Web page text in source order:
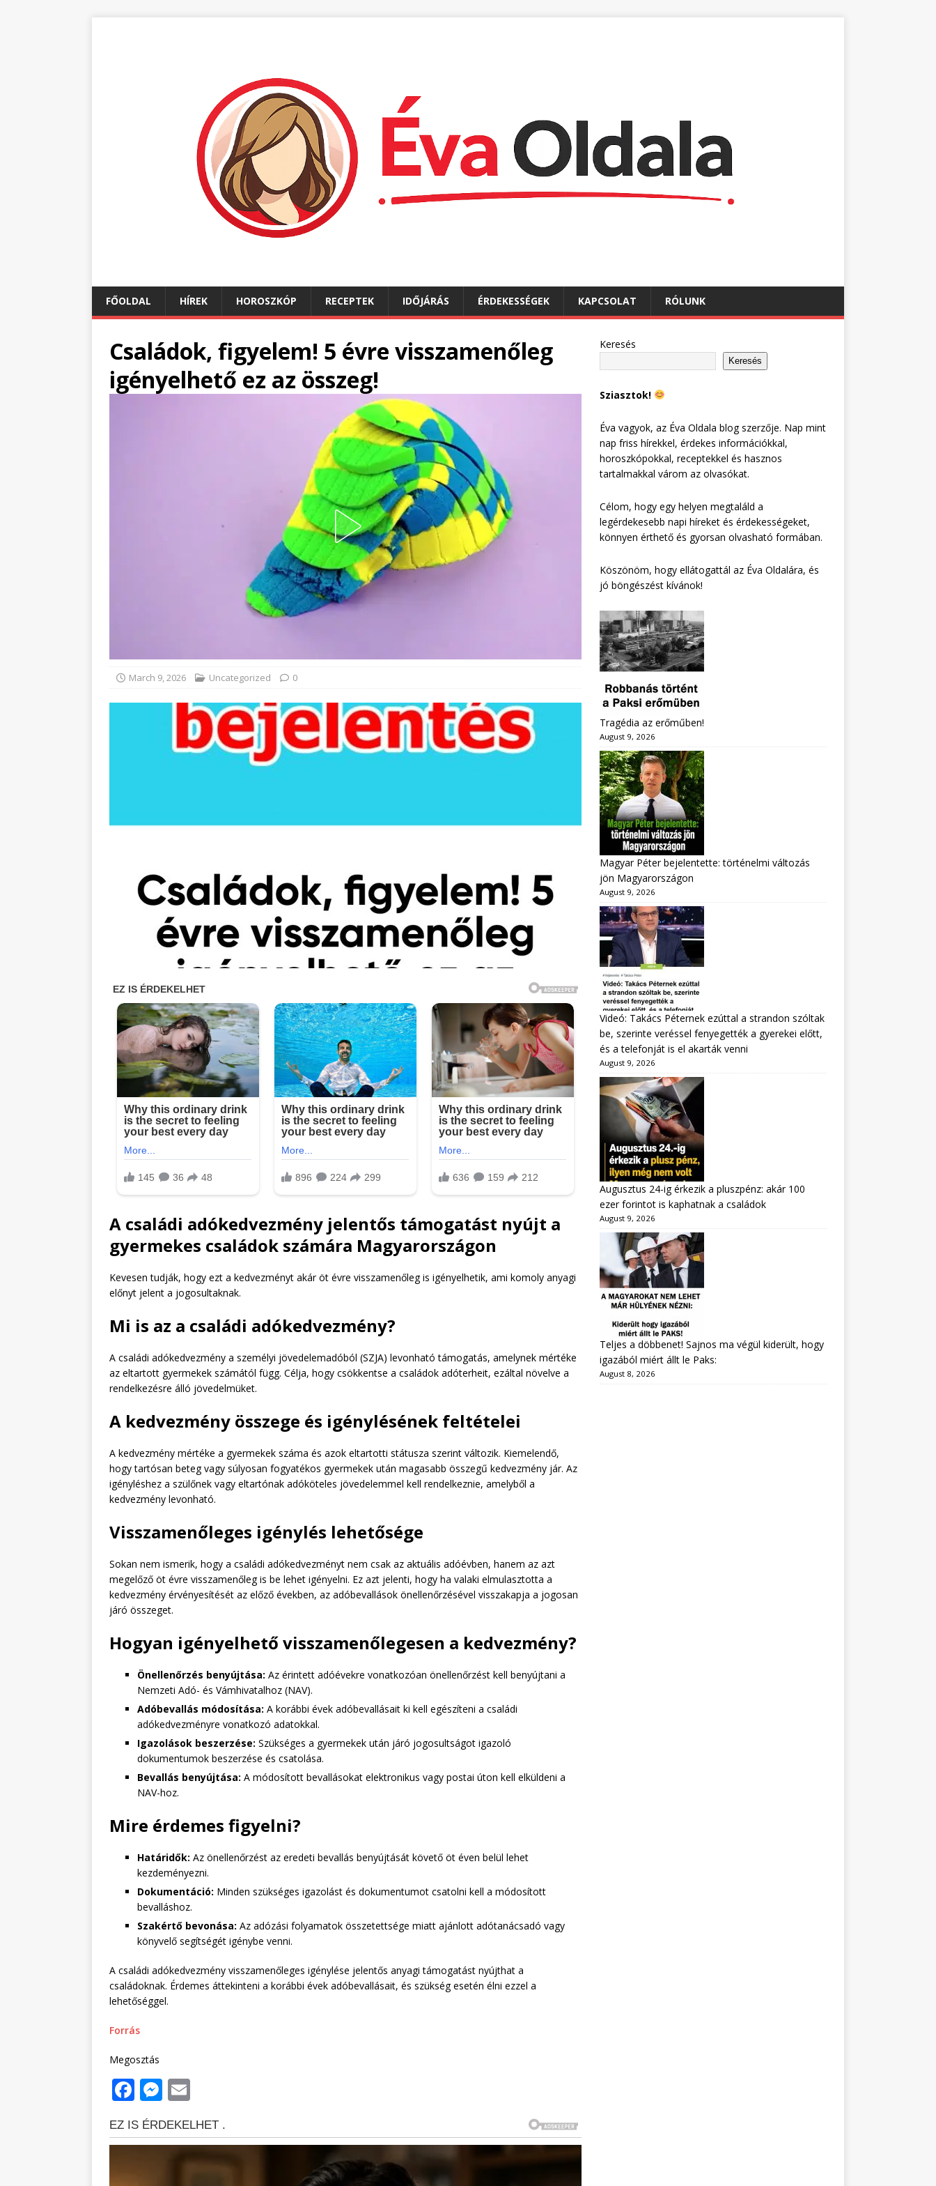
FŐOLDAL HÍREK HOROSZKÓP RECEPTEK IDŐJÁRÁS ÉRDEKESSÉGEK KAPCSOLAT RÓLUNK
Családok, figyelem! 5 évre visszamenőleg
igényelhető ez az összeg!
March 9, 2026 Uncategorized 0
A családi adókedvezmény jelentős támogatást nyújt a
gyermekes családok számára Magyarországon
Kevesen tudják, hogy ezt a kedvezményt akár öt évre visszamenőleg is igényelhetik, ami komoly anyagi
előnyt jelent a jogosultaknak.
Mi is az a családi adókedvezmény?
A családi adókedvezmény a személyi jövedelemadóból (SZJA) levonható támogatás, amelynek mértéke
az eltartott gyermekek számától függ. Célja, hogy csökkentse a családok adóterheit, ezáltal növelve a
rendelkezésre álló jövedelmüket.
A kedvezmény összege és igénylésének feltételei
A kedvezmény mértéke a gyermekek száma és azok eltartotti státusza szerint változik. Kiemelendő,
hogy tartósan beteg vagy súlyosan fogyatékos gyermekek után magasabb összegű kedvezmény jár. Az
igényléshez a szülőnek vagy eltartónak adóköteles jövedelemmel kell rendelkeznie, amelyből a
kedvezmény levonható.
Visszamenőleges igénylés lehetősége
Sokan nem ismerik, hogy a családi adókedvezményt nem csak az aktuális adóévben, hanem az azt
megelőző öt évre visszamenőleg is be lehet igényelni. Ez azt jelenti, hogy ha valaki elmulasztotta a
kedvezmény érvényesítését az előző években, az adóbevallások önellenőrzésével visszakapja a jogosan
járó összeget.
Hogyan igényelhető visszamenőlegesen a kedvezmény?
Önellenőrzés benyújtása: Az érintett adóévekre vonatkozóan önellenőrzést kell benyújtani a
Nemzeti Adó- és Vámhivatalhoz (NAV).
Adóbevallás módosítása: A korábbi évek adóbevallásait ki kell egészíteni a családi
adókedvezményre vonatkozó adatokkal.
Igazolások beszerzése: Szükséges a gyermekek után járó jogosultságot igazoló
dokumentumok beszerzése és csatolása.
Bevallás benyújtása: A módosított bevallásokat elektronikus vagy postai úton kell elküldeni a
NAV-hoz.
Mire érdemes figyelni?
Határidők: Az önellenőrzést az eredeti bevallás benyújtását követő öt éven belül lehet
kezdeményezni.
Dokumentáció: Minden szükséges igazolást és dokumentumot csatolni kell a módosított
bevalláshoz.
Szakértő bevonása: Az adózási folyamatok összetettsége miatt ajánlott adótanácsadó vagy
könyvelő segítségét igénybe venni.
A családi adókedvezmény visszamenőleges igénylése jelentős anyagi támogatást nyújthat a
családoknak. Érdemes áttekinteni a korábbi évek adóbevallásait, és szükség esetén élni ezzel a
lehetőséggel.
Forrás
Megosztás
F
a
c
b
M
ss
e
ai
l
Keresés
Keresés
Sziasztok!
Éva vagyok, az Éva Oldala blog szerzője. Nap mint
nap friss hírekkel, érdekes információkkal,
horoszkópokkal, receptekkel és hasznos
tartalmakkal várom az olvasókat.
Célom, hogy egy helyen megtaláld a
legérdekesebb napi híreket és érdekességeket,
könnyen érthető és gyorsan olvasható formában.
Köszönöm, hogy ellátogattál az Éva Oldalára, és
jó böngészést kívánok!
Tragédia az erőműben!
August 9, 2026
Magyar Péter bejelentette: történelmi változás
jön Magyarországon
August 9, 2026
Videó: Takács Péternek ezúttal a strandon szóltak
be, szerinte veréssel fenyegették a gyerekei előtt,
és a telefonját is el akarták venni
August 9, 2026
Augusztus 24-ig érkezik a pluszpénz: akár 100
ezer forintot is kaphatnak a családok
August 9, 2026
Teljes a döbbenet! Sajnos ma végül kiderült, hogy
igazából miért állt le Paks:
August 8, 2026